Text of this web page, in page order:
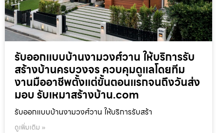
รับออกแบบบ้านงามวงศ์วาน ให้บริการรับ
สร้างบ้านครบวงจร ควบคุมดูแลโดยทีม
งานมืออาชีพตั้งแต่ขั้นตอนแรกจนถึงวันส่ง
มอบ รับเหมาสร้างบ้าน.com
รับออกแบบบ้านงามวงศ์วาน ให้บริการรับสร้า
ดูเพิ่มเติม »